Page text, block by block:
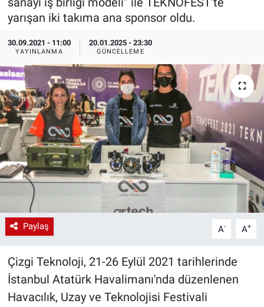
yarışan iki takıma ana sponsor oldu.
30.09.2021 - 11:00
YAYINLANMA
20.01.2025 - 23:30
GÜNCELLEME
Paylaş A- A+
Çizgi Teknoloji, 21-26 Eylül 2021 tarihlerinde
İstanbul Atatürk Havalimanı'nda düzenlenen
Havacılık, Uzay ve Teknolojisi Festivali
Endüstri 4.0 Uygulamaları
Ağır Sanayi Çözümleri